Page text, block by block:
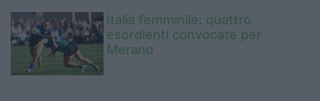
Italia femminile: quattro
esordienti convocate per
Merano